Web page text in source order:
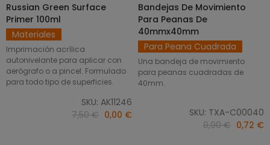
AÑADIR AL CARRITO
Russian Green Surface
Primer 100ml
Materiales
Imprimación acrílica
autonivelante para aplicar con
aerógrafo o a pincel. Formulado
para todo tipo de superficies.
SKU: AK11246
7,50 € 0,00 €
SELECCIONAR OPCIONES
Bandejas De Movimiento
Para Peanas De
40mmx40mm
Para Peana Cuadrada
Una bandeja de movimiento
para peanas cuadradas de
40mm.
SKU: TXA-C00040
0,90 € 0,72 €